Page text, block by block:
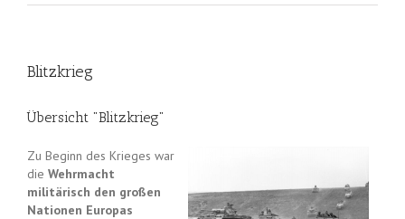
Blitzkrieg
Übersicht "Blitzkrieg"
Zu Beginn des Krieges war
die Wehrmacht
militärisch den großen
Nationen Europas